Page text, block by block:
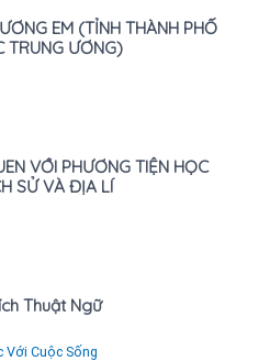
EM (TỈNH THÀNH PHỐ
TRUNG ƯƠNG)
VỚI PHƯƠNG TIỆN HỌC
SỬ VÀ ĐỊA LÍ
Thuật Ngữ
Cuộc Sống